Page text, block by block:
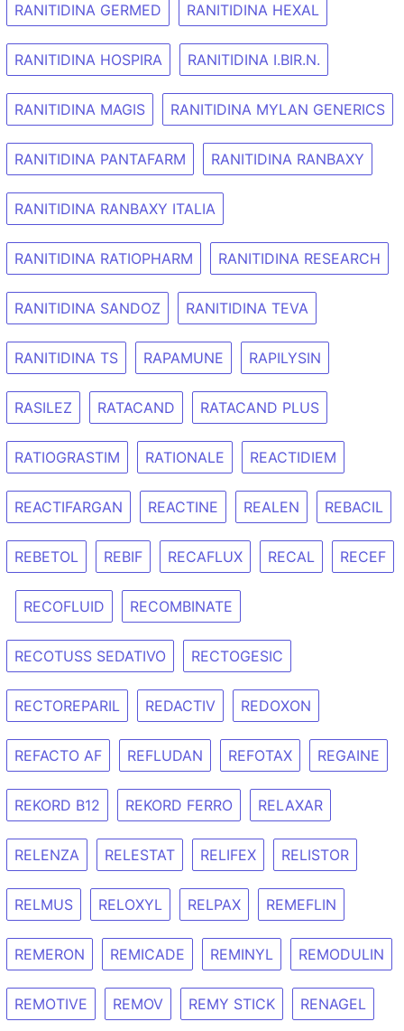
RANITIDINA GERMED RANITIDINA HEXAL
RANITIDINA HOSPIRA RANITIDINA I.BIR.N.
RANITIDINA MAGIS RANITIDINA MYLAN GENERICS
RANITIDINA PANTAFARM RANITIDINA RANBAXY
RANITIDINA RANBAXY ITALIA
RANITIDINA RATIOPHARM RANITIDINA RESEARCH
RANITIDINA SANDOZ RANITIDINA TEVA
RANITIDINA TS RAPAMUNE RAPILYSIN
RASILEZ RATACAND RATACAND PLUS
RATIOGRASTIM RATIONALE REACTIDIEM
REACTIFARGAN REACTINE REALEN REBACIL
REBETOL REBIF RECAFLUX RECAL RECEF
RECOFLUID RECOMBINATE
RECOTUSS SEDATIVO RECTOGESIC
RECTOREPARIL REDACTIV REDOXON
REFACTO AF REFLUDAN REFOTAX REGAINE
REKORD B12 REKORD FERRO RELAXAR
RELENZA RELESTAT RELIFEX RELISTOR
RELMUS RELOXYL RELPAX REMEFLIN
REMERON REMICADE REMINYL REMODULIN
REMOTIVE REMOV REMY STICK RENAGEL